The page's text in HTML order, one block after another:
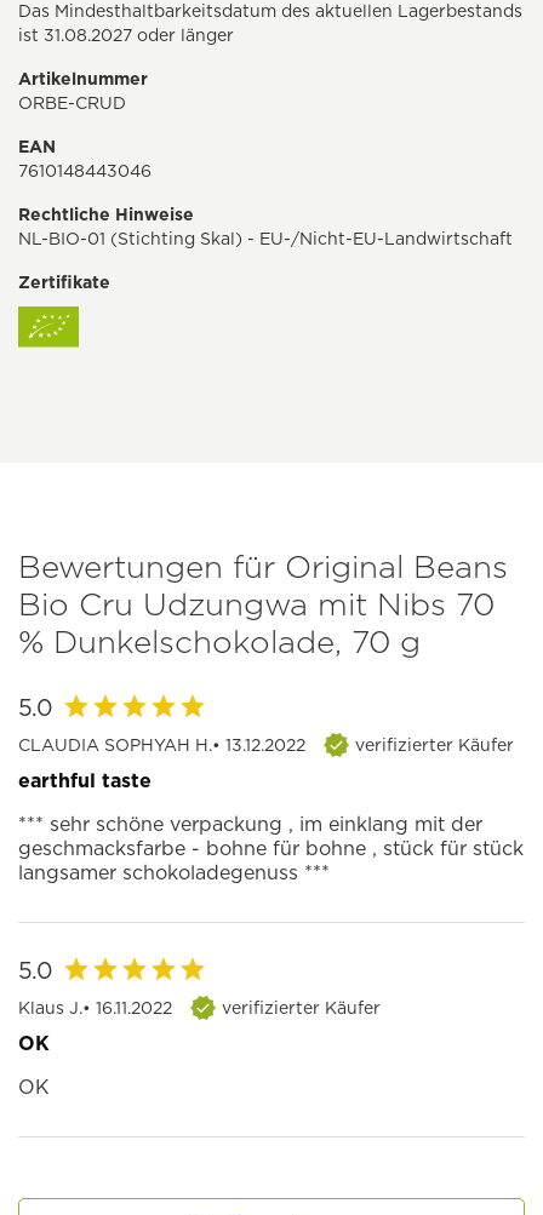
Das Mindesthaltbarkeitsdatum des aktuellen Lagerbestands
ist 31.08.2027 oder länger
Artikelnummer
ORBE-CRUD
EAN
7610148443046
Rechtliche Hinweise
NL-BIO-01 (Stichting Skal) - EU-/Nicht-EU-Landwirtschaft
Zertifikate
Bewertungen für Original Beans
Bio Cru Udzungwa mit Nibs 70
% Dunkelschokolade, 70 g
5.0
CLAUDIA SOPHYAH H.• 13.12.2022 verifizierter Käufer
earthful taste
*** sehr schöne verpackung , im einklang mit der
geschmacksfarbe - bohne für bohne , stück für stück
langsamer schokoladegenuss ***
5.0
Klaus J.• 16.11.2022 verifizierter Käufer
OK
OK